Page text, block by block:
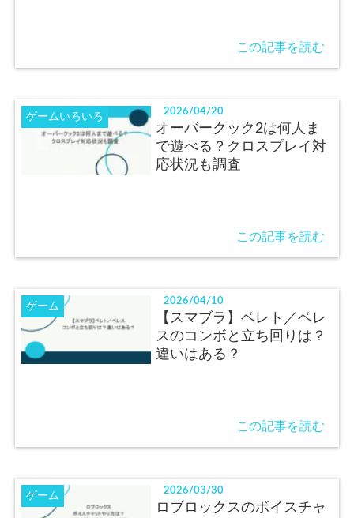
この記事を読む
ゲームいろいろ 2026/04/20
オーバークック2は何人ま
で遊べる？クロスプレイ対
応状況も調査
この記事を読む
ゲーム 2026/04/10
【スマブラ】ベレト／ベレ
スのコンボと立ち回りは？
違いはある？
この記事を読む
ゲーム 2026/03/30
ロブロックスのボイスチャ